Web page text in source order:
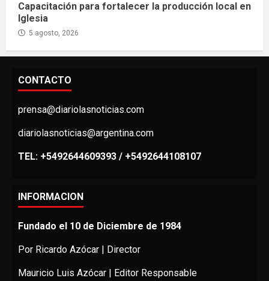
Capacitación para fortalecer la producción local en
Iglesia
5 agosto, 2026
CONTACTO
prensa@diariolasnoticias.com
diariolasnoticias@argentina.com
TEL: +5492644609393 / +5492644108107
INFORMACION
Fundado el 10 de Diciembre de 1984
Por Ricardo Azócar | Director
Mauricio Luis Azócar | Editor Responsable